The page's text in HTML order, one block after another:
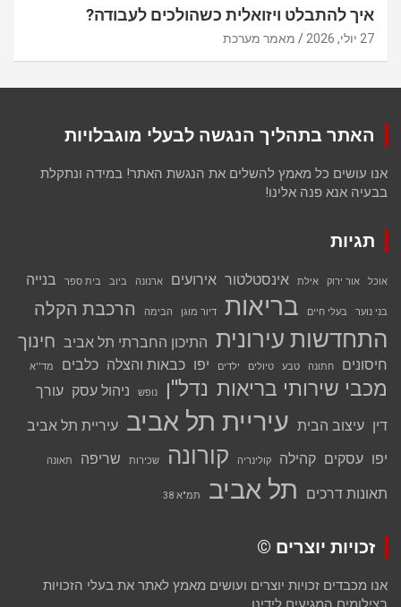
איך להתבלט ויזואלית כשהולכים לעבודה?
27 יולי, 2026 מאמר מערכת
האתר בתהליך הנגשה לבעלי מוגבלויות
אנו עושים כל מאמץ להשלים את הנגשת האתר! במידה ונתקלת
בבעיה אנא פנה אלינו!
תגיות
אוכל אור ירוק אילת אינסטלטור אירועים ארנונה ביוב בית ספר בנייה
בני נוער בעלי חיים בריאות דיור מוגן הבימה הרכבת הקלה
התחדשות עירונית התיכון החברתי תל אביב חינוך
חיסונים חתונה טבע טיולים ילדים יפו כבאות והצלה כלבים מד''א
מכבי שירותי בריאות נדל''ן נופש ניהול עסק עורך
דין עיצוב הבית עיריית תל אביב עיריית תל אביב
יפו עסקים קהילה קולינריה קורונה שכירות שריפה תאונה
תאונות דרכים תל אביב תמ"א 38
זכויות יוצרים ©
אנו מכבדים זכויות יוצרים ועושים מאמץ לאתר את בעלי הזכויות